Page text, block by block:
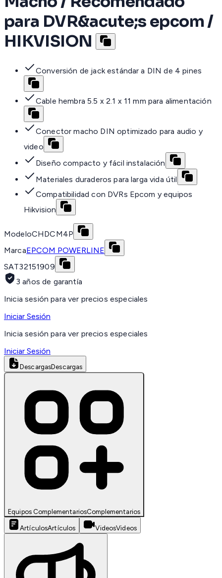
para DVR&acute;s epcom /
HIKVISION
Conversión de jack estándar a DIN de 4 pines
Cable hembra 5.5 x 2.1 x 11 mm para alimentación
Conector macho DIN optimizado para audio y
video
Diseño compacto y fácil instalación
Materiales duraderos para larga vida útil
Compatibilidad con DVRs Epcom y equipos
Hikvision
ModeloCHDCM4P
MarcaEPCOM POWERLINE
SAT32151909
3 años de garantía
Inicia sesión para ver precios especiales
Iniciar Sesión
Inicia sesión para ver precios especiales
Iniciar Sesión
DescargasDescargas
Equipos ComplementariosComplementarios
ArtículosArtículos VideosVideos